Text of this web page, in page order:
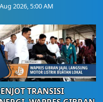
2026, 5:00 AM
TRANSISI